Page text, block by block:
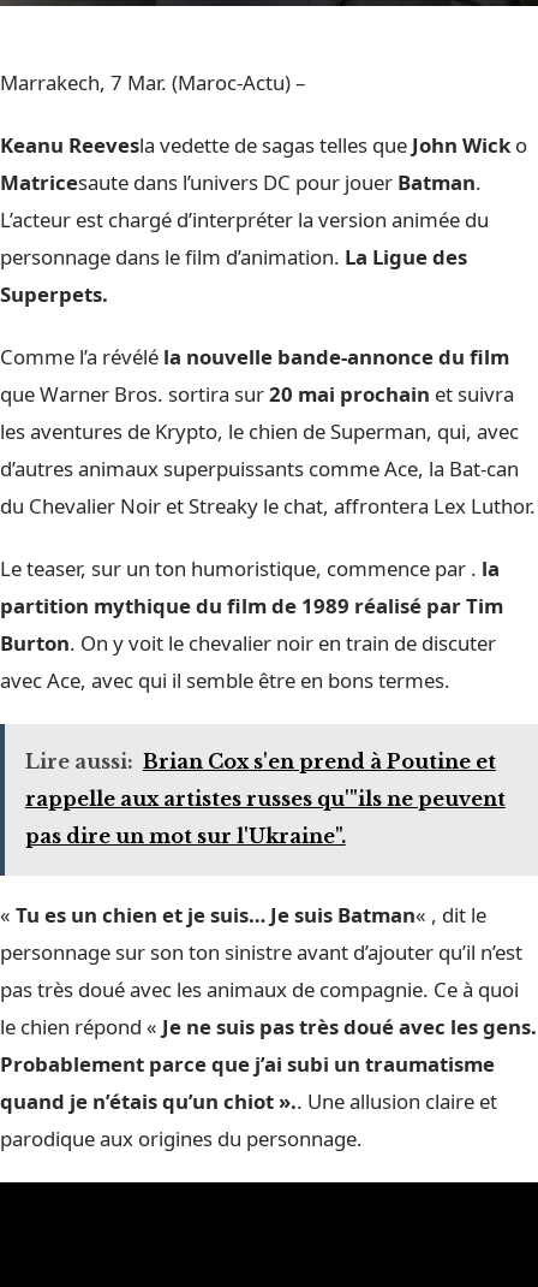
Marrakech, 7 Mar. (Maroc-Actu) –
Keanu Reevesla vedette de sagas telles que John Wick o
Matricesaute dans l’univers DC pour jouer Batman.
L’acteur est chargé d’interpréter la version animée du
personnage dans le film d’animation. La Ligue des
Superpets.
Comme l’a révélé la nouvelle bande-annonce du film
que Warner Bros. sortira sur20 mai prochain et suivra
les aventures de Krypto, le chien de Superman, qui, avec
d’autres animaux superpuissants comme Ace, la Bat-can
du Chevalier Noir et Streaky le chat, affrontera Lex Luthor.
Le teaser, sur un ton humoristique, commence par . la
partition mythique du film de 1989 réalisé par Tim
Burton. On y voit le chevalier noir en train de discuter
avec Ace, avec qui il semble être en bons termes.
Lire aussi: Brian Cox s'en prend à Poutine et
rappelle aux artistes russes qu'"ils ne peuvent
pas dire un mot sur l'Ukraine".
« Tu es un chien et je suis… Je suis Batman« , dit le
personnage sur son ton sinistre avant d’ajouter qu’il n’est
pas très doué avec les animaux de compagnie. Ce à quoi
le chien répond « Je ne suis pas très doué avec les gens.
Probablement parce que j’ai subi un traumatisme
quand je n’étais qu’un chiot ».. Une allusion claire et
parodique aux origines du personnage.